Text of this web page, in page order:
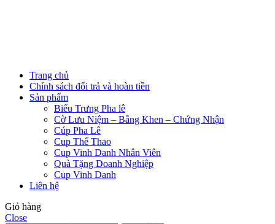
Trang chủ
Chính sách đổi trả và hoàn tiền
Sản phẩm
Biểu Trưng Pha lê
Cờ Lưu Niệm – Bằng Khen – Chứng Nhận
Cúp Pha Lê
Cup Thể Thao
Cup Vinh Danh Nhân Viên
Quà Tặng Doanh Nghiệp
Cup Vinh Danh
Liên hệ
Giỏ hàng
Close